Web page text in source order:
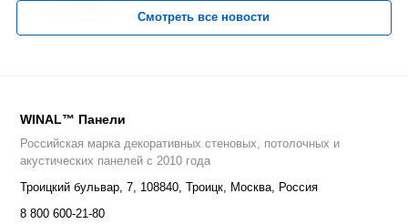
Смотреть все новости
WINAL™ Панели
Российская марка декоративных стеновых, потолочных и
акустических панелей с 2010 года
Троицкий бульвар, 7 108840 ,Троицк, Москва, Россия
8 800 600-21-80